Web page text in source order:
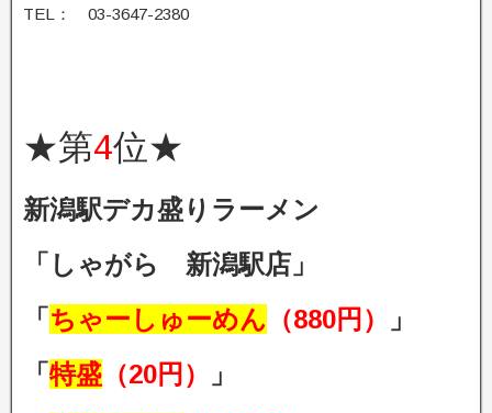
TEL： 03-3647-2380
★第4位★
新潟駅デカ盛りラーメン
「しゃがら 新潟駅店」
「 ちゃーしゅーめん （880円）
」
「 特盛 （20円）
」